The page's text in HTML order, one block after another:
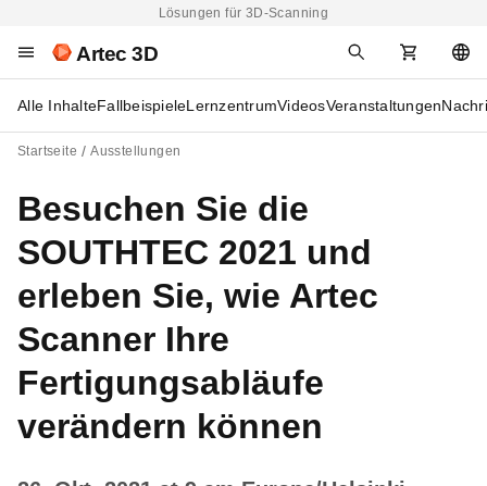
Lösungen für 3D-Scanning
Artec 3D
Alle InhalteFallbeispieleLernzentrumVideosVeranstaltungen
Startseite Ausstellungen
Besuchen Sie die
SOUTHTEC 2021 und
erleben Sie, wie Artec
Scanner Ihre
Fertigungsabläufe
verändern können